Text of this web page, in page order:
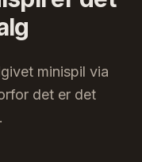
minispil via
det er det